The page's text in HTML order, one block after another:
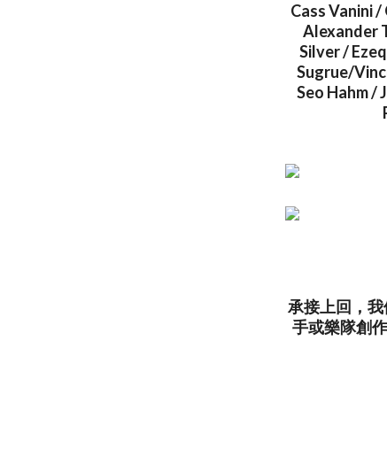
Cass Vanini
Alexander
Silver /
Sugrue/
Seo Hahm
承接上回，
手或樂隊創